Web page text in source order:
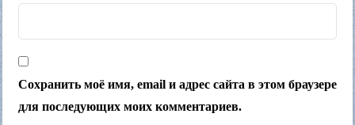
Сохранить моё имя, email и адрес сайта в этом браузере
для последующих моих комментариев.